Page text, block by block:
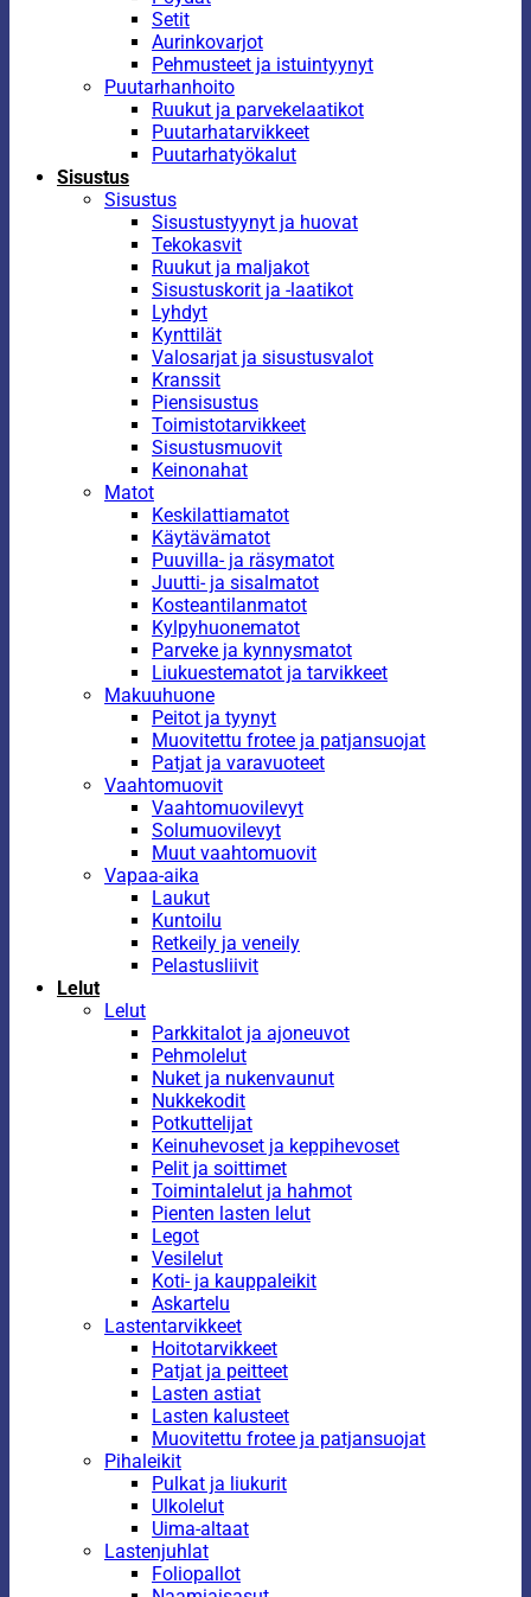
Setit
Aurinkovarjot
Pehmusteet ja istuintyynyt
Puutarhanhoito
Ruukut ja parvekelaatikot
Puutarhatarvikkeet
Puutarhatyökalut
Sisustus
Sisustus
Sisustustyynyt ja huovat
Tekokasvit
Ruukut ja maljakot
Sisustuskorit ja -laatikot
Lyhdyt
Kynttilät
Valosarjat ja sisustusvalot
Kranssit
Piensisustus
Toimistotarvikkeet
Sisustusmuovit
Keinonahat
Matot
Keskilattiamatot
Käytävämatot
Puuvilla- ja räsymatot
Juutti- ja sisalmatot
Kosteantilanmatot
Kylpyhuonematot
Parveke ja kynnysmatot
Liukuestematot ja tarvikkeet
Makuuhuone
Peitot ja tyynyt
Muovitettu frotee ja patjansuojat
Patjat ja varavuoteet
Vaahtomuovit
Vaahtomuovilevyt
Solumuovilevyt
Muut vaahtomuovit
Vapaa-aika
Laukut
Kuntoilu
Retkeily ja veneily
Pelastusliivit
Lelut
Lelut
Parkkitalot ja ajoneuvot
Pehmolelut
Nuket ja nukenvaunut
Nukkekodit
Potkuttelijat
Keinuhevoset ja keppihevoset
Pelit ja soittimet
Toimintalelut ja hahmot
Pienten lasten lelut
Legot
Vesilelut
Koti- ja kauppaleikit
Askartelu
Lastentarvikkeet
Hoitotarvikkeet
Patjat ja peitteet
Lasten astiat
Lasten kalusteet
Muovitettu frotee ja patjansuojat
Pihaleikit
Pulkat ja liukurit
Ulkolelut
Uima-altaat
Lastenjuhlat
Foliopallot